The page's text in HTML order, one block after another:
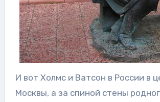
И вот Холмс и Ватсон в России в
Москвы, а за спиной стены